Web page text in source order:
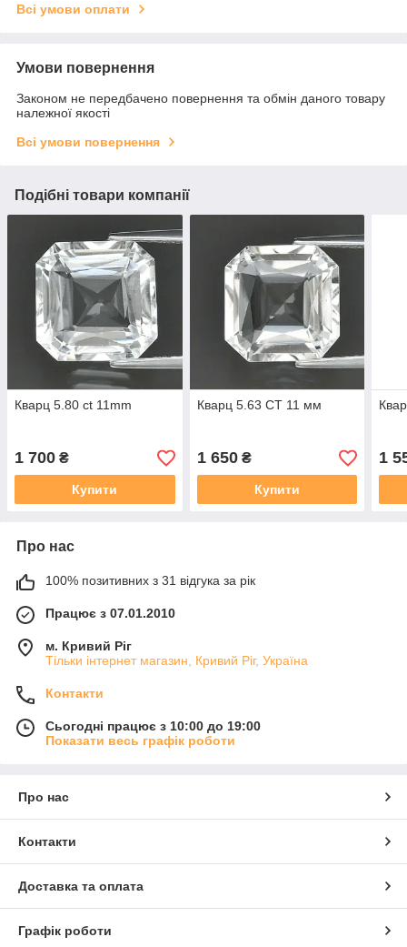
Всі умови оплати
Умови повернення
Законом не передбачено повернення та обмін даного товару
належної якості
Всі умови повернення
Подібні товари компанії
Кварц 5.80 ct 11mm
1 700 ₴
Купити
Кварц 5.63 CT 11 мм
1 650₴
Купити
1
Про нас
100% позитивних з 31 відгука за рік
Працює з 07.01.2010
м. Кривий Ріг
Тільки інтернет магазин, Кривий Ріг, Україна
Контакти
Сьогодні працює з 10:00 до 19:00
Показати весь графік роботи
Про нас
Контакти
Доставка та оплата
Графік роботи